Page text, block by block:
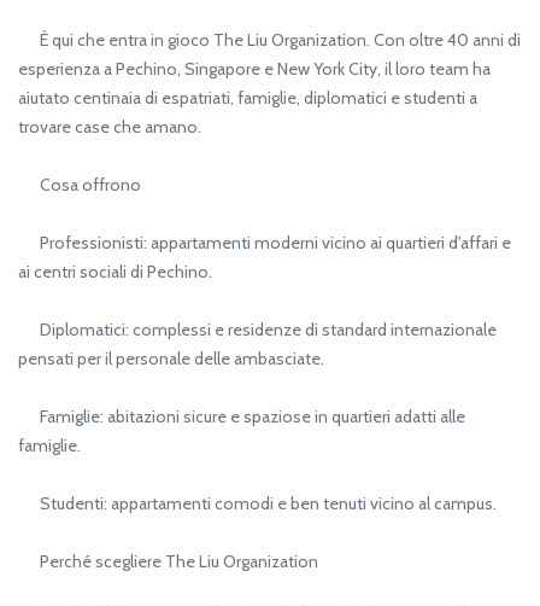
È qui che entra in gioco The Liu Organization. Con oltre 40 anni di
esperienza a Pechino, Singapore e New York City, il loro team ha
aiutato centinaia di espatriati, famiglie, diplomatici e studenti a
trovare case che amano.
Cosa offrono
Professionisti: appartamenti moderni vicino ai quartieri d'affari e
ai centri sociali di Pechino.
Diplomatici: complessi e residenze di standard internazionale
pensati per il personale delle ambasciate.
Famiglie: abitazioni sicure e spaziose in quartieri adatti alle
famiglie.
Studenti: appartamenti comodi e ben tenuti vicino al campus.
Perché scegliere The Liu Organization